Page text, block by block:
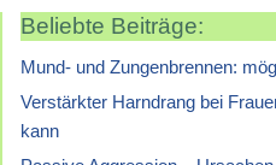
Beliebte Beiträge:
Mund- und Zungenbrennen:
Verstärkter Harndrang bei
kann